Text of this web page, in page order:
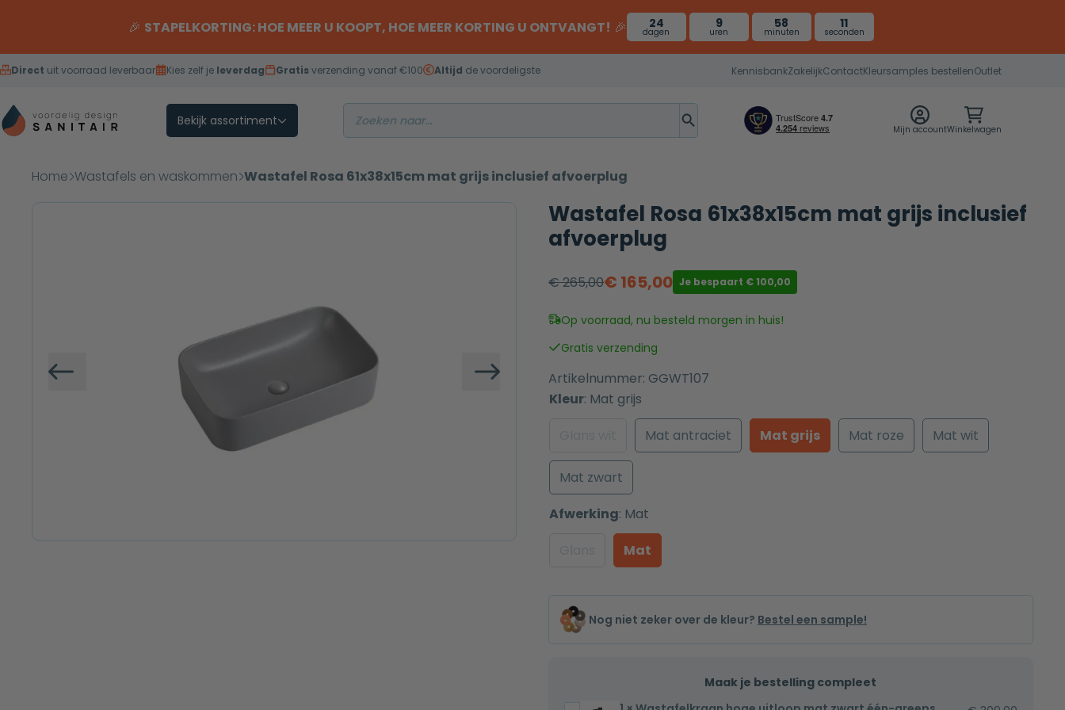
🎉 STAPELKORTING: HOE MEER U KOOPT, HOE MEER KORTING U ONTVANGT! 🎉 24
dagen
9
uren
58
minuten
10
seconden
Direct uit voorraad leverbaar Kies zelf je leverdag Gratisverzending vanaf €100 Altijd de voordeligste KennisbankZakelijkContactKleursamples bestellenOutlet
Bekijk assortiment
Mijn accountWinkelwagen
Home Wastafels en waskommen Wastafel Rosa 61x38x15cm mat grijs inclusief afvoerplug
Vorige Volgende
Wastafel Rosa 61x38x15cm mat grijs inclusief
afvoerplug
€265,00
Oorspronkelijke
prijs
was:
€ 265,00.
€ 165,00
Huidige
prijs
is:
€ 165,00.
Je bespaart €100,00
Op voorraad, nu besteld morgen in huis!
Gratis verzending
Artikelnummer: GGWT107
Kleur: Mat grijs
Mat antraciet Mat grijs Mat roze Mat wit
Mat zwart
Afwerking: Mat
Mat
Nog niet zeker over de kleur? Bestel een sample!
Maak je bestelling compleet